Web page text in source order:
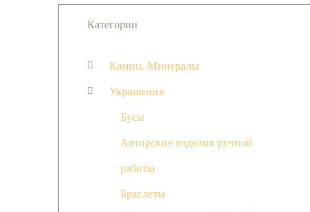
Категории
Камни. Минералы
Украшения
Бусы
Авторские изделия ручной
работы
Браслеты